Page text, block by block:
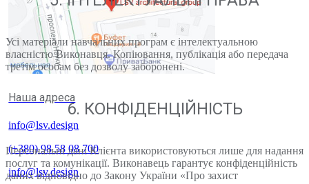
Наша адреса
info@lsv.design
(+380) 98 58 08 700
info@lsv.design
Усі матеріали навчальних програм є інтелектуальною
власністю Виконавця. Копіювання, публікація або передача
третім особам без дозволу заборонені.
6. КОНФІДЕНЦІЙНІСТЬ
Персональні дані Клієнта використовуються лише для надання
послуг та комунікації. Виконавець гарантує конфіденційність
даних відповідно до Закону України «Про захист